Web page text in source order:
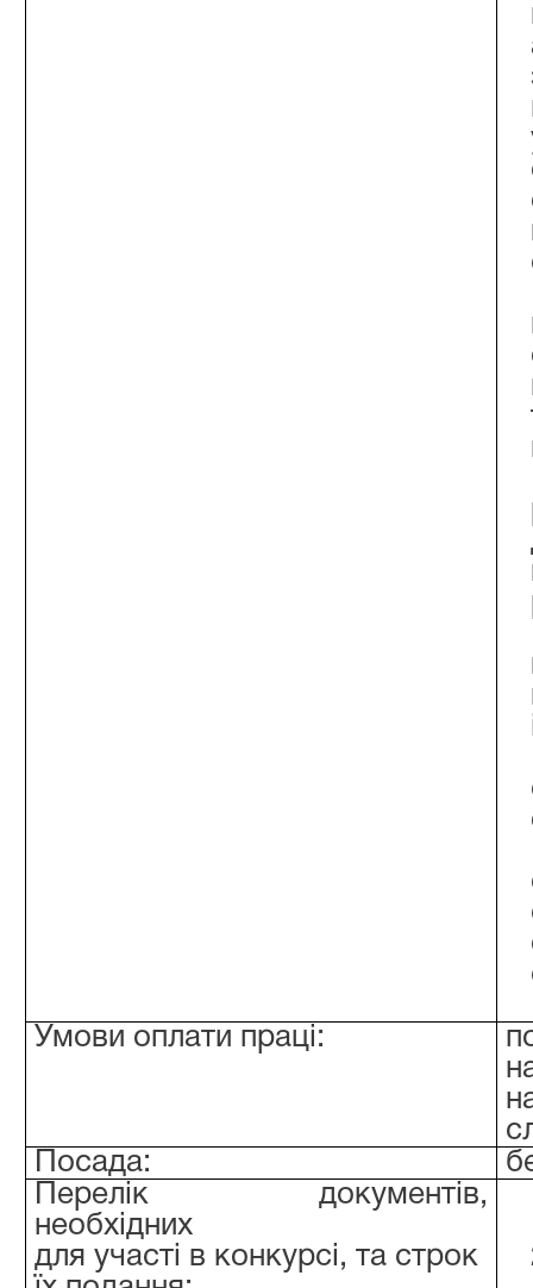
Умови оплати праці:
Посада:
Перелік документів,
необхідних
для участі в конкурсі, та строк